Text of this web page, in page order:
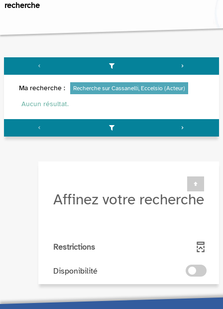
recherche
Ma recherche : Recherche sur Cassanelli, Eccelsio (Acteur)
Aucun résultat.
Affinez votre recherche
Restrictions
Disponibilité
-
ajouter